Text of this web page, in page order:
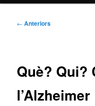
Navegació
← Anteriors
Què? Qui?
l’Alzheimer